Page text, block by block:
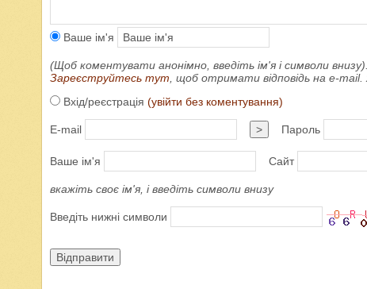
Ваше ім'я
(Щоб коментувати анонімно, введіть ім'я і символи внизу).
Зареєструйтесь тут, щоб отримати відповідь на e-
Вхід/реєстрація (увійти без коментування)
E-mail > Пароль
Ваше ім'я Сайт
вкажіть своє ім'я, і введіть символи внизу
Введіть нижні символи
Відправити